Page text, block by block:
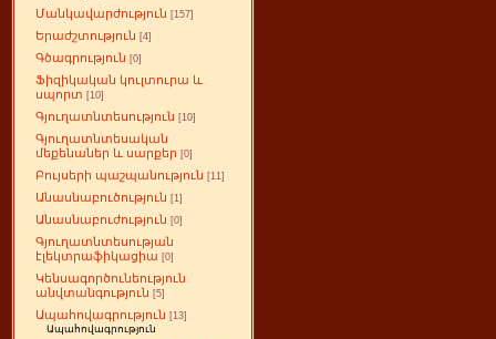
Մանկավարժություն [157]
Երաժշտություն [4]
Գծագրություն [0]
Ֆիզիկական կուլտուրա և
սպորտ [10]
Գյուղատնտեսություն [10]
Գյուղատնտեսական
մեքենաներ և սարքեր [0]
Բույսերի պաշպանություն [11]
Անասնաբուծություն [1]
Անասնաբուժություն [0]
Գյուղատնտեսության
էլեկտրաֆիկացիա [0]
Կենսագործունեություն
անվտանգություն [5]
Ապահովագրություն [13]
Ապահովագրություն